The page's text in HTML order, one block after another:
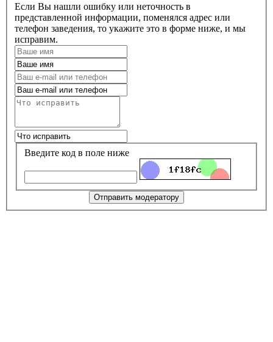
Если Вы нашли ошибку или неточность в
представленной информации, поменялся адрес или
телефон заведения, то укажите это в форме ниже, и мы
исправим.
Введите код в поле ниже
Отправить модератору